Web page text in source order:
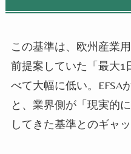
この基準は、欧州産業
前提案していた「最大1
べて大幅に低い。EFSA
と、業界側が「現実的
してきた基準とのギャ